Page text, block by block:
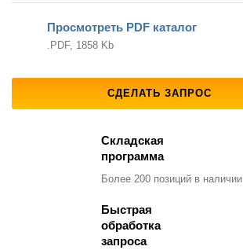
Просмотреть PDF каталог
.PDF, 1858 Kb
СДЕЛАТЬ ЗАПРОС
Складская
программа
Более 200 позиций в наличии
Быстрая
обработка
запроса